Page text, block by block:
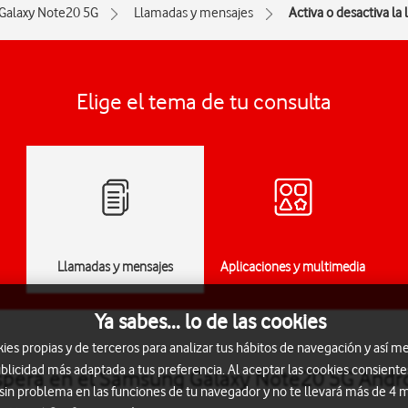
Note20 5G Llamadas y mensajes Activa o desactiva la
Elige el tema de tu consulta
Llamadas y mensajes Aplicaciones y multimedia
en el Samsung Galaxy Note20 5G
Ya sabes... lo de las cookies
propias y de terceros para analizar tus hábitos de navegación y así
más adaptada a tus preferencia. Al aceptar las cookies
problema en las funciones de tu navegador y no te llevará más de 4